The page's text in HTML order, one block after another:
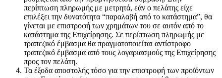
περίπτωση πληρωμής με μετρητά, εάν ο πελάτης είχε
επιλέξει την δυνατότητα “παραλαβή από το κατάστημα”, θα
γίνεται με επιστροφή των χρημάτων του σε αυτόν από το
κατάστημα της Επιχείρησης. Σε περίπτωση πληρωμής με
τραπεζικό έμβασμα θα πραγματοποιείται αντίστροφο
τραπεζικό έμβασμα από τους λογαριασμούς της Επιχείρησης
προς τον πελάτη.
Τα έξοδα αποστολής τόσο για την επιστροφή των προϊόντων